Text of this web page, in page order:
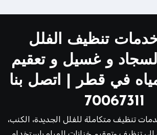
تنظيف الفلل
و غسيل و تعقيم
في قطر | اتصل بنا
70067311
تنظيف متكاملة للفلل الجديدة، الكنب،